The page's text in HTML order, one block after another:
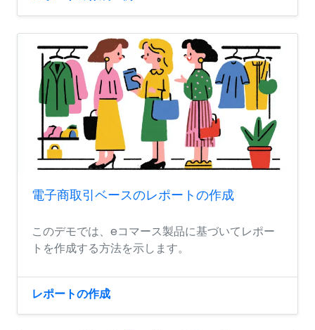
電子商取引ベースのレポートの作成
このデモでは、eコマース製品に基づいてレポー
トを作成する方法を示します。
レポートの作成